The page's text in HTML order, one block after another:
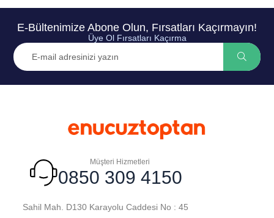
E-Bültenimize Abone Olun, Fırsatları Kaçırmayın!
Üye Ol Fırsatları Kaçırma
Müşteri Hizmetleri
0850 309 4150
Sahil Mah. D130 Karayolu Caddesi No : 45